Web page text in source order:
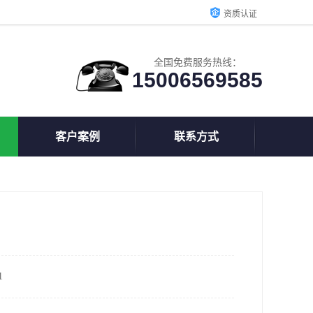
资质认证
全国免费服务热线：
15006569585
客户案例 联系方式